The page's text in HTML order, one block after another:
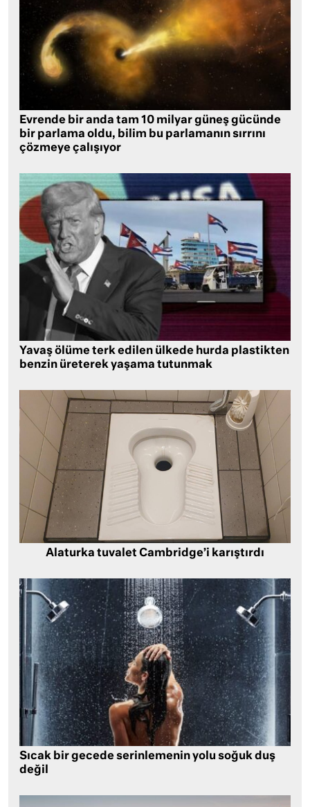
Evrende bir anda tam 10 milyar güneş gücünde
bir parlama oldu, bilim bu parlamanın sırrını
çözmeye çalışıyor
Yavaş ölüme terk edilen ülkede hurda plastikten
benzin üreterek yaşama tutunmak
Alaturka tuvalet Cambridge’i karıştırdı
Sıcak bir gecede serinlemenin yolu soğuk duş
değil